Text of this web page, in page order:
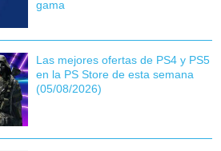
gama
Las mejores ofertas de PS4 y PS5
en la PS Store de esta semana
(05/08/2026)